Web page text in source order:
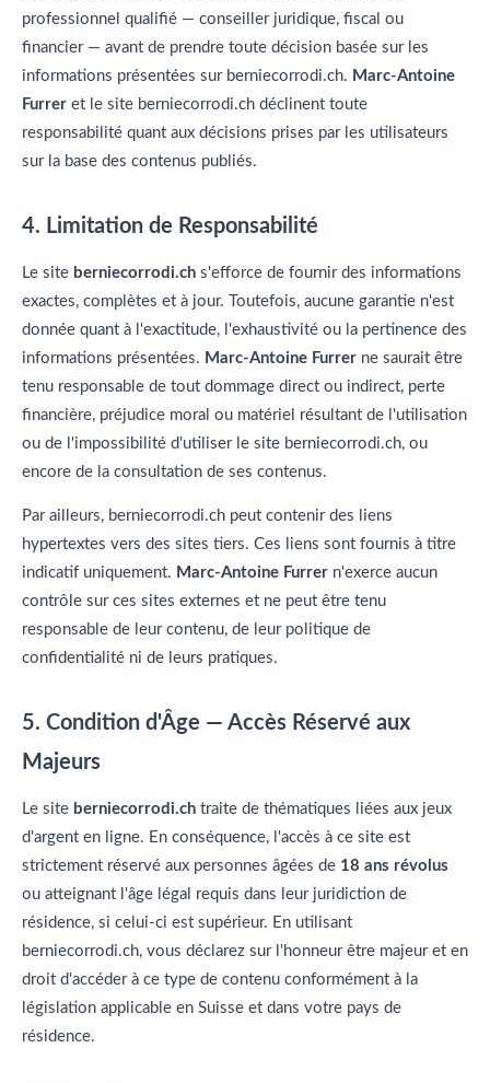
professionnel qualifié — conseiller juridique, fiscal ou
financier — avant de prendre toute décision basée sur les
informations présentées sur berniecorrodi.ch. Marc-Antoine
Furrer et le site berniecorrodi.ch déclinent toute
responsabilité quant aux décisions prises par les utilisateurs
sur la base des contenus publiés.
4. Limitation de Responsabilité
Le site berniecorrodi.ch s'efforce de fournir des informations
exactes, complètes et à jour. Toutefois, aucune garantie n'est
donnée quant à l'exactitude, l'exhaustivité ou la pertinence des
informations présentées. Marc-Antoine Furrer ne saurait être
tenu responsable de tout dommage direct ou indirect, perte
financière, préjudice moral ou matériel résultant de l'utilisation
ou de l'impossibilité d'utiliser le site berniecorrodi.ch, ou
encore de la consultation de ses contenus.
Par ailleurs, berniecorrodi.ch peut contenir des liens
hypertextes vers des sites tiers. Ces liens sont fournis à titre
indicatif uniquement. Marc-Antoine Furrer n'exerce aucun
contrôle sur ces sites externes et ne peut être tenu
responsable de leur contenu, de leur politique de
confidentialité ni de leurs pratiques.
5. Condition d'Âge — Accès Réservé aux
Majeurs
Le site berniecorrodi.ch traite de thématiques liées aux jeux
d'argent en ligne. En conséquence, l'accès à ce site est
strictement réservé aux personnes âgées de 18 ans révolus
ou atteignant l'âge légal requis dans leur juridiction de
résidence, si celui-ci est supérieur. En utilisant
berniecorrodi.ch, vous déclarez sur l'honneur être majeur et en
droit d'accéder à ce type de contenu conformément à la
législation applicable en Suisse et dans votre pays de
résidence.